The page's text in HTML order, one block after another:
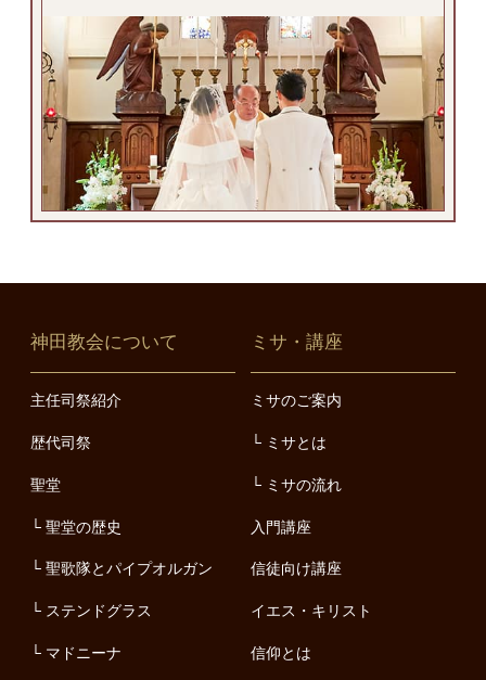
神田教会について
主任司祭紹介
歴代司祭
聖堂
聖堂の歴史
聖歌隊とパイプオルガン
ステンドグラス
マドニーナ
ミサ・講座
ミサのご案内
ミサとは
ミサの流れ
入門講座
信徒向け講座
イエス・キリスト
信仰とは